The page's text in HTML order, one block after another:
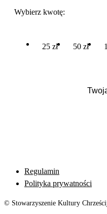
Wybierz kwotę:
25 zł 50 zł
Regulamin
Polityka prywatności
© Stowarzyszenie Kultury